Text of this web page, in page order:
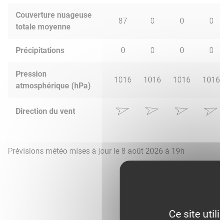
Couverture nuageuse
totale moyenne
87 0 0 0
Précipitations 0 0 0 0
Pression
atmosphérique (hPa)
1016 1016 1016 1016
Direction du vent
Prévisions météo mises à jour le 8 août 2026 à 19h
Ce site